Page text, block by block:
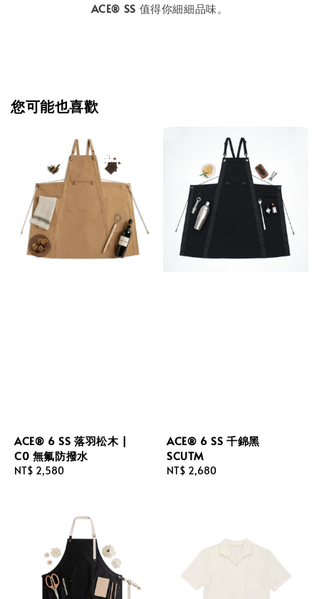
ACE® SS 值得你細細品味。
您可能也喜歡
ACE® 6 SS 落羽松木 |
C0 無氟防撥水
Regular
NT$ 2,580
ACE® 6 SS 千錦黑
SCUTM
Regular
NT$ 2,680